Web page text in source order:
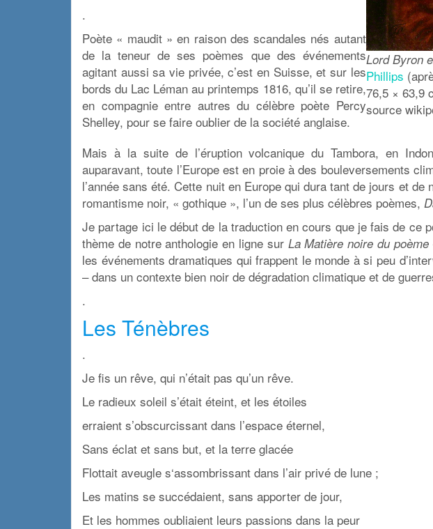
.
Poète « maudit » en raison des scandales nés autant
de la teneur de ses poèmes que des événements
agitant aussi sa vie privée, c’est en Suisse, et sur les
bords du Lac Léman au printemps 1816, qu’il se retire,
en compagnie entre autres du célèbre poète Percy
Shelley, pour se faire oublier de la société anglaise.
Lord Byron
Phillips
76,5 × 63,9
source
Mais à la suite de l’éruption volcanique du Tambora, en
auparavant, toute l’Europe est en proie à des bouleversements
l’année sans été. Cette nuit en Europe qui dura tant de jours et
romantisme noir, « gothique », l’un de ses plus célèbres poèmes,
Je partage ici le début de la traduction en cours que je fais de ce
thème de notre anthologie en ligne sur La Matière noire du poème
les événements dramatiques qui frappent le monde à si peu
– dans un contexte bien noir de dégradation climatique et de
.
Les Ténèbres
.
Je fis un rêve, qui n’était pas qu’un rêve.
Le radieux soleil s’était éteint, et les étoiles
erraient s’obscurcissant dans l’espace éternel,
Sans éclat et sans but, et la terre glacée
Flottait aveugle s‘assombrissant dans l’air privé de lune ;
Les matins se succédaient, sans apporter de jour,
Et les hommes oubliaient leurs passions dans la peur